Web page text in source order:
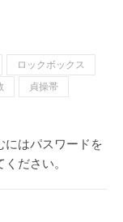
ロックボックス
貞操帯
にはパスワードを
ださい。